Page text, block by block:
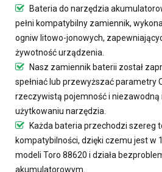
Bateria do narzędzia
pełni kompatybilny zamiennik,
ogniw litowo-jonowych,
żywotność urządzenia.
Nasz zamiennik baterii został
spełniać lub przewyższać parametry
rzeczywistą pojemność i
użytkowaniu narzędzia.
Każda bateria przechodzi szereg
kompatybilności, dzięki czemu jest w
modeli Toro 88620 i działa
akumulatorowym.